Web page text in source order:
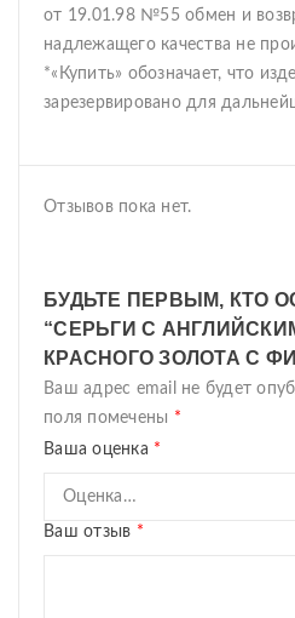
от 19.01.98 №55 обмен и
надлежащего качества не
*«Купить» обозначает, что
зарезервировано для
Отзывов пока нет.
БУДЬТЕ ПЕРВЫМ, КТО
“СЕРЬГИ С
КРАСНОГО ЗОЛОТА С
Ваш адрес email не будет
поля помечены *
Ваша оценка *
Ваш отзыв *